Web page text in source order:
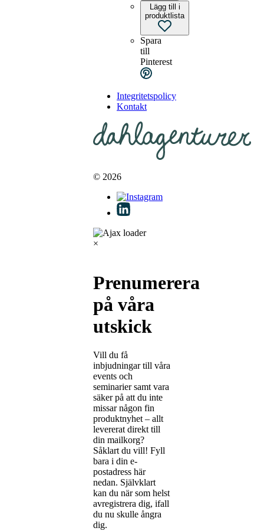
Lägg till i
produktlista
Spara
till
Pinterest
Integritetspolicy
Kontakt
© 2026
×
Prenumerera
på våra
utskick
Vill du få
inbjudningar till våra
events och
seminarier samt vara
säker på att du inte
missar någon fin
produktnyhet – allt
levererat direkt till
din mailkorg?
Såklart du vill! Fyll
bara i din e-
postadress här
nedan. Självklart
kan du när som helst
avregistrera dig, ifall
du nu skulle ångra
dig.